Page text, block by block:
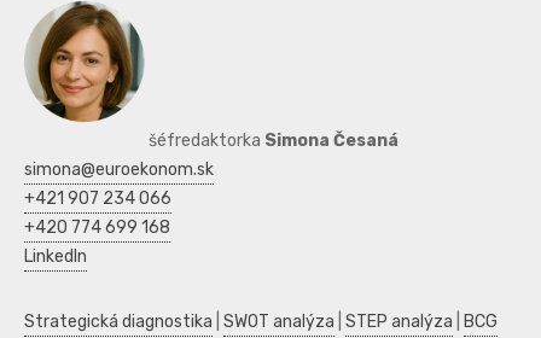
šéfredaktorka Simona Česaná
simona@euroekonom.sk
+421 907 234 066
+420 774 699 168
LinkedIn
Strategická diagnostika SWOT analýza STEP analýza
BCG